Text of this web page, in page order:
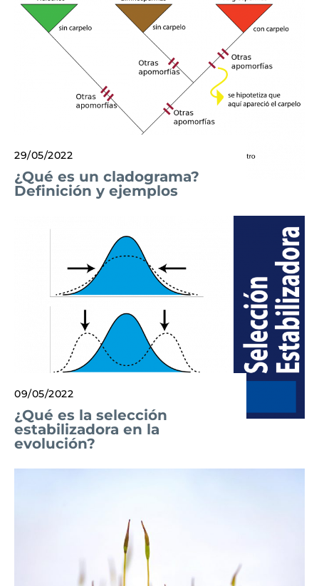
29/05/2022
¿Qué es un cladograma?
Definición y ejemplos
09/05/2022
¿Qué es la selección
estabilizadora en la
evolución?